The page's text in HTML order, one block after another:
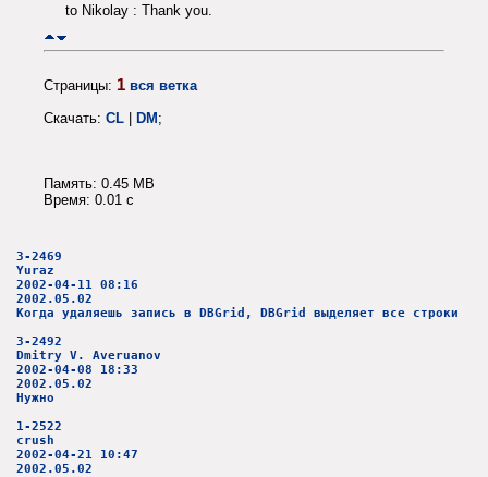
to Nikolay : Thank you.
Страницы: 1 вся ветка
Скачать: CL | DM;
Память: 0.45 MB
Время: 0.01 c
3-2469
Yuraz
2002-04-11 08:16
2002.05.02
Когда удаляешь запись в DBGrid, DBGrid выделяет все строки
3-2492
Dmitry V. Averuanov
2002-04-08 18:33
2002.05.02
Нужно
1-2522
crush
2002-04-21 10:47
2002.05.02